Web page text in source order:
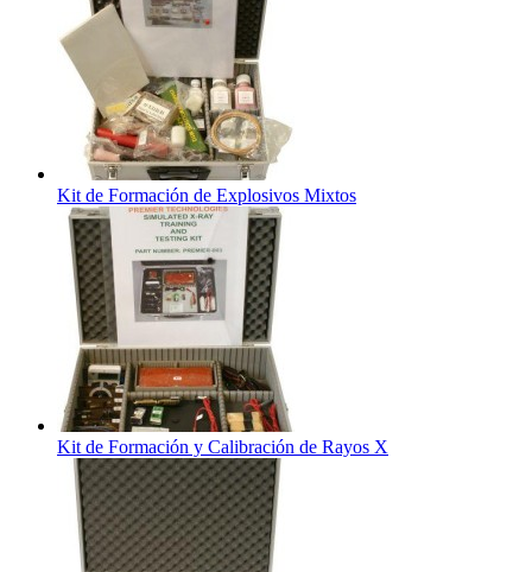
Kit de Formación de Explosivos Mixtos
Kit de Formación y Calibración de Rayos X